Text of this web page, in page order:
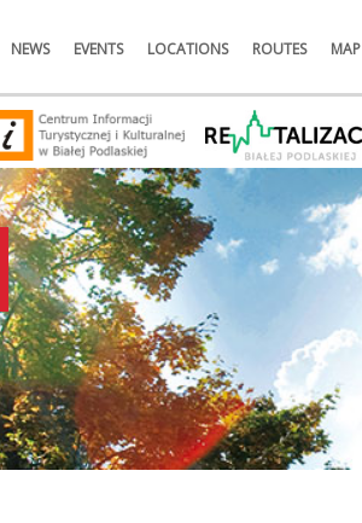
NEWS EVENTS LOCATIONS ROUTES MAP